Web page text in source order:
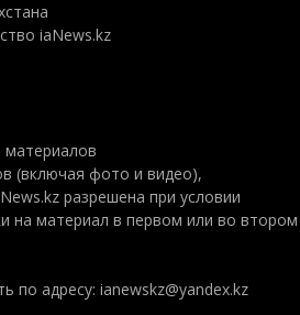
iaNews.kz
материалов
(включая фото и видео),
разрешена при условии
на материал в первом или во втором
по адресу: ianewskz@yandex.kz